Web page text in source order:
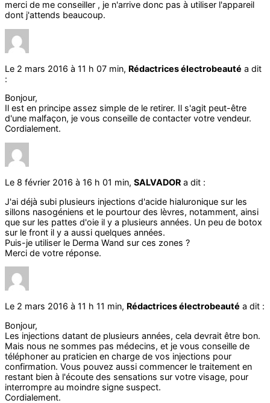
merci de me conseiller , je n'arrive donc pas à utiliser l'appareil
dont j'attends beaucoup.
Le 2 mars 2016 à 11 h 07 min, Rédactrices électrobeauté a dit
:
Bonjour,
Il est en principe assez simple de le retirer. Il s'agit peut-être
d'une malfaçon, je vous conseille de contacter votre vendeur.
Cordialement.
Le 8 février 2016 à 16 h 01 min, SALVADOR a dit :
J'ai déjà subi plusieurs injections d'acide hialuronique sur les
sillons nasogéniens et le pourtour des lèvres, notamment, ainsi
que sur les pattes d'oie il y a plusieurs années. Un peu de botox
sur le front il y a aussi quelques années.
Puis-je utiliser le Derma Wand sur ces zones ?
Merci de votre réponse.
Le 2 mars 2016 à 11 h 11 min, Rédactrices électrobeauté a dit :
Bonjour,
Les injections datant de plusieurs années, cela devrait être bon.
Mais nous ne sommes pas médecins, et je vous conseille de
téléphoner au praticien en charge de vos injections pour
confirmation. Vous pouvez aussi commencer le traitement en
restant bien à l'écoute des sensations sur votre visage, pour
interrompre au moindre signe suspect.
Cordialement.